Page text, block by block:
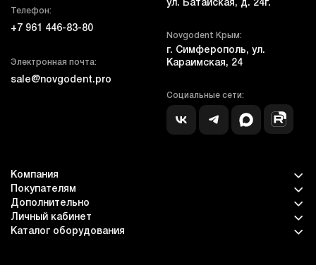
Телефон:
+7 961 446-83-80
Электронная почта:
sale@novgodent.pro
ул. Батайская, д. 24г.
Novgodent Крым:
г. Симферополь, ул.
Караимская, 24
Социальные сети:
Компания
Покупателям
Дополнительно
Личный кабинет
Каталог оборудования